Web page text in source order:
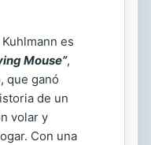
es
Mouse”,
que ganó
de un
volar y
Con una